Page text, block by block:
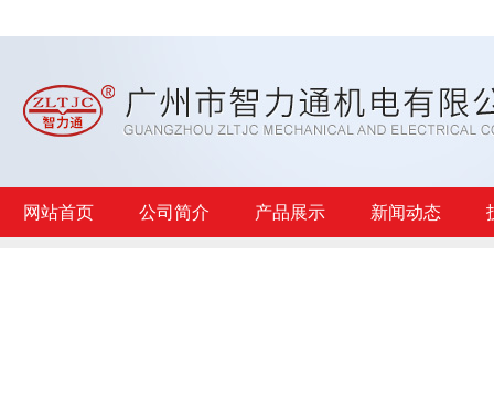
网站首页 公司简介 产品展示 新闻动态